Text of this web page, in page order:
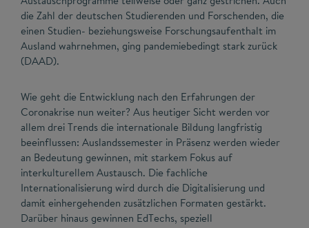
die Zahl der deutschen Studierenden und Forschenden, die
einen Studien- beziehungsweise Forschungsaufenthalt im
Ausland wahrnehmen, ging pandemiebedingt stark zurück
(DAAD).
Wie geht die Entwicklung nach den Erfahrungen der
Coronakrise nun weiter? Aus heutiger Sicht werden vor
allem drei Trends die internationale Bildung langfristig
beeinflussen: Auslandssemester in Präsenz werden wieder
an Bedeutung gewinnen, mit starkem Fokus auf
interkulturellem Austausch. Die fachliche
Internationalisierung wird durch die Digitalisierung und
damit einhergehenden zusätzlichen Formaten gestärkt.
Darüber hinaus gewinnen EdTechs, speziell